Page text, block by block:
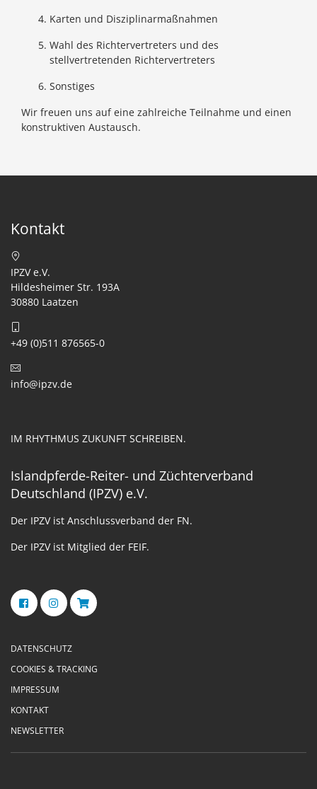
Karten und Disziplinarmaßnahmen
Wahl des Richtervertreters und des
stellvertretenden Richtervertreters
Sonstiges
Wir freuen uns auf eine zahlreiche Teilnahme und einen
konstruktiven Austausch.
Kontakt
IPZV e.V.
Hildesheimer Str. 193A
30880 Laatzen
+49 (0)511 876565-0
info@ipzv.de
IM RHYTHMUS ZUKUNFT SCHREIBEN.
Islandpferde-Reiter- und Züchterverband
Deutschland (IPZV) e.V.
Der IPZV ist Anschlussverband der FN.
Der IPZV ist Mitglied der FEIF.
DATENSCHUTZ
COOKIES & TRACKING
IMPRESSUM
KONTAKT
NEWSLETTER